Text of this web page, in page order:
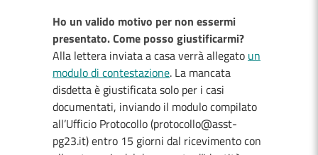
Ho un valido motivo per non essermi
presentato. Come posso giustificarmi?
Alla lettera inviata a casa verrà allegato un
modulo di contestazione. La mancata
disdetta è giustificata solo per i casi
documentati, inviando il modulo compilato
all’Ufficio Protocollo (protocollo@asst-
pg23.it) entro 15 giorni dal ricevimento con